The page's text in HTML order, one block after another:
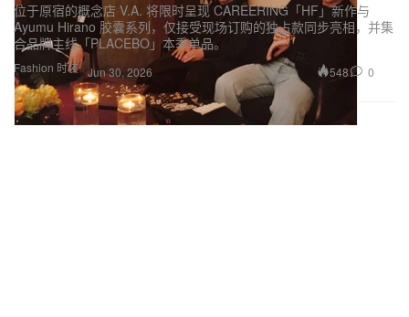
Fashion 时装
位于原宿的概念店 V.A. 将限时呈现 CAREERING「HF」新作与
Ayumu Hirano 胶囊系列，仅接受现场订购的独占款同步亮相，并集
合品牌主线「PLACEBO」本季单品。
Jun 30, 2026 548 0